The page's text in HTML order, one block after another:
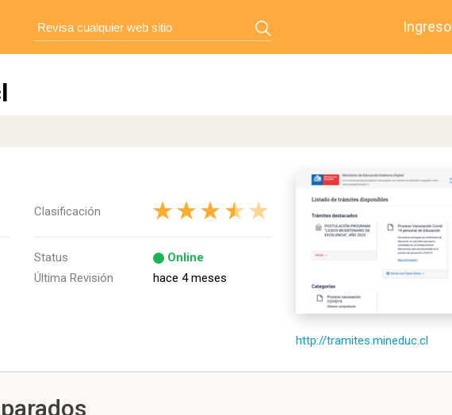
Ingreso
Clasificación
Status
Online
Última Revisión
hace 4 meses
http://tramites.mineduc.cl